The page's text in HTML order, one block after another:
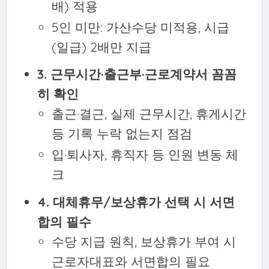
배) 적용
5인 미만: 가산수당 미적용, 시급
(일급) 2배만 지급
3. 근무시간·출근부·근로계약서 꼼꼼
히 확인
출근·결근, 실제 근무시간, 휴게시간
등 기록 누락 없는지 점검
입·퇴사자, 휴직자 등 인원 변동 체
크
4. 대체휴무/보상휴가 선택 시 서면
합의 필수
수당 지급 원칙, 보상휴가 부여 시
근로자대표와 서면합의 필요